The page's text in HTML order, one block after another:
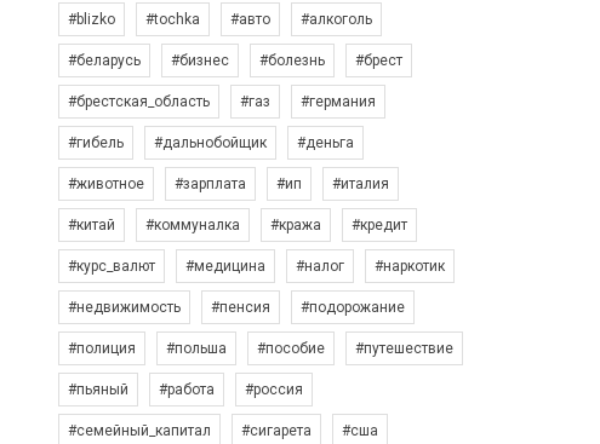
#blizko #tochka #авто #алкоголь
#беларусь #бизнес #болезнь #брест
#брестская_область #газ #германия
#гибель #дальнобойщик #деньга
#животное #зарплата #ип #италия
#китай #коммуналка #кража #кредит
#курс_валют #медицина #налог #наркотик
#недвижимость #пенсия #подорожание
#полиция #польша #пособие #путешествие
#пьяный #работа #россия
#семейный_капитал #сигарета #сша